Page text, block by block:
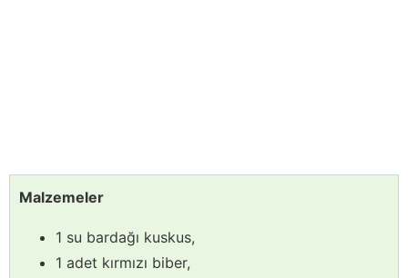
Malzemeler
1 su bardağı kuskus,
1 adet kırmızı biber,